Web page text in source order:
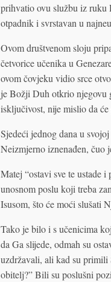
prihvatio ovu službu iz ruku
otpadnik i svrstavan u
Ovom društvenom sloju
četvorice učenika u
ovom čovjeku vidio srce
je Božji Duh otkrio njegovu
isključivost, nije mislio da
Sjedeći jednog dana u
Neizmjerno iznenađen, čuo
Matej “ostavi sve te ustade
unosnom poslu koji treba
Isusom, što će moći slušati
Tako je bilo i s učenicima
da Ga slijede, odmah su
uzdržavali, ali kad su
obitelj?” Bili su poslušni